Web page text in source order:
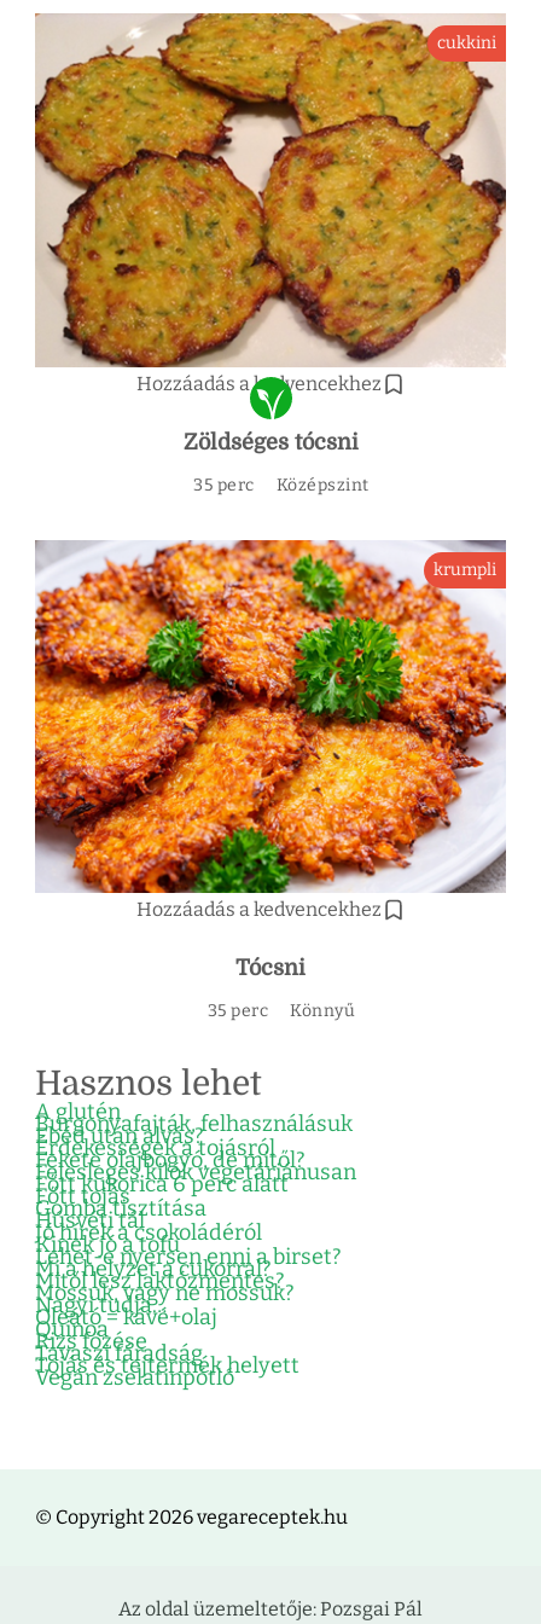
Hozzáadás a kedvencekhez
cukkini
Zöldséges tócsni
35 perc Középszint
Hozzáadás a kedvencekhez
krumpli
Tócsni
35 perc Könnyű
Hasznos lehet
A glutén
Burgonyafajták, felhasználásuk
Ebéd után alvás?
Érdekességek a tojásról
Fekete olajbogyó, de mitől?
Felesleges kilók vegetáriánusan
Főtt kukorica 6 perc alatt
Főtt tojás
Gomba tisztítása
Húsvéti tál
Jó hírek a csokoládéról
Kinek jó a tofu
Lehet-e nyersen enni a birset?
Mi a helyzet a cukorral?
Mitől lesz laktózmentes?
Mossuk, vagy ne mossuk?
Nagyi tudja…
Oleátó = kávé+olaj
Quinoa
Rizs főzése
Tavaszi fáradság
Tojás és tejtermék helyett
Vegán zselatinpótló
© Copyright 2026 vegareceptek.hu
Az oldal üzemeltetője: Pozsgai Pál